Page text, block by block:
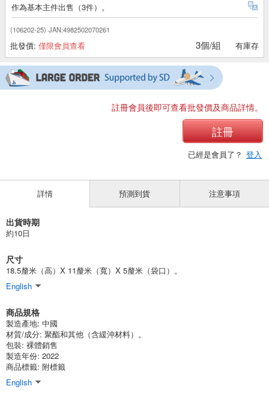
作為基本主件出售（3件）。
(106202-25) JAN:4982502070261
批發價: 僅限會員查看 3個/組 有庫存
註冊會員後即可查看批發價及商品詳情。
註冊
已經是會員了？ 登入
詳情
出貨時期
約10日
尺寸
18.5釐米（高）X 11釐米（寬）X 5釐米（袋口）。
English
商品規格
製造產地: 中國
材質/成分: 聚酯和其他（含緩沖材料）。
包裝: 裸體銷售
製造年份: 2022
商品標籤: 附標籤
English
預測到貨 注意事項